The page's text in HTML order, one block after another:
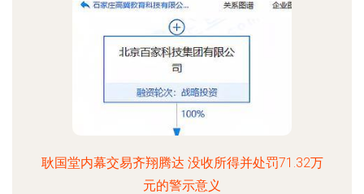
耿国堂内幕交易齐翔腾达 没收所得并处罚71.32万
元的警示意义